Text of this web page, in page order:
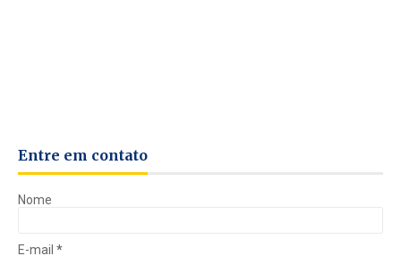
Entre em contato
Nome
E-mail *